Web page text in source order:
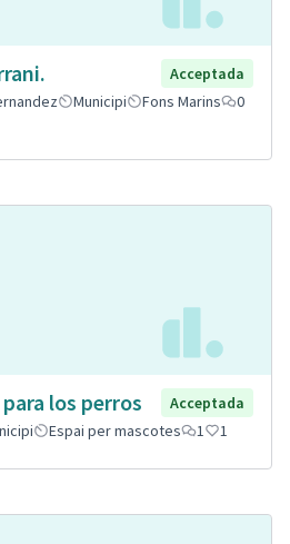
Acceptada
Municipi Fons Marins
0
los perros
Acceptada
Espai per mascotes 1 1